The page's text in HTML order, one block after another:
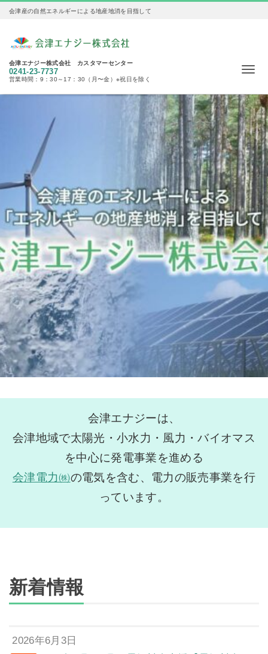
会津産の自然エネルギーによる地産地消を目指して
会津エナジー株式会社 カスタマーセンター
0241-23-7737
営業時間：9：30～17：30（月〜金）※祝日を除く
会津エナジーは、
会津地域で太陽光・小水力・風力・バイオマス
を中心に発電事業を進める
会津電力㈱の電気を含む、電力の販売事業を行
っています。
新着情報
2026年6月3日